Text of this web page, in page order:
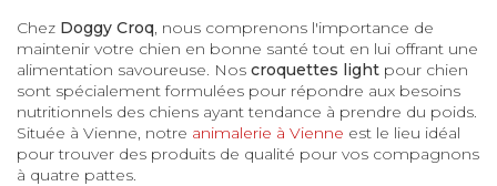
Chez Doggy Croq, nous comprenons l'importance de
maintenir votre chien en bonne santé tout en lui offrant une
alimentation savoureuse. Nos croquettes light pour chien
sont spécialement formulées pour répondre aux besoins
nutritionnels des chiens ayant tendance à prendre du poids.
Située à Vienne, notre animalerie à Vienne est le lieu idéal
pour trouver des produits de qualité pour vos compagnons
à quatre pattes.